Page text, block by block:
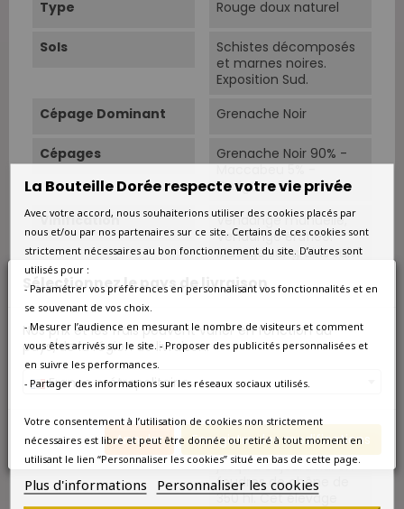
Sélectionnez le pays de livraison
Nos prix et les frais peuvent varier en fonction du
pays/de la région de livraison.
France métropolitaine
Annuler Enregistrer les modifications
Type Rouge doux naturel
Sols
Schistes décomposés
et marnes noires.
Exposition Sud.
Cépage Dominant
Grenache Noir
Cépages
Grenache Noir 90% -
Maccabeu 5% -
Carignan 5%.
Vinification
Vendange manuelle,
Vendange éraflée.
Mutage sur grains suivi
30 jours permettant
contenue dans les
baies et d’obtenir ainsi
équilibrée entre fruits,
Elevage
Un an en bonbonne de
verre à l’air libre puis
jusqu'à aujourd'hui en
foudres de chêne de
350 hl. Cet élevage
La Bouteille Dorée respecte votre vie privée
Avec votre accord, nous souhaiterions utiliser des cookies placés par
nous et/ou par nos partenaires sur ce site. Certains de ces cookies sont
strictement nécessaires au bon fonctionnement du site. D’autres sont
utilisés pour :
- Paramétrer vos préférences en personnalisant vos fonctionnalités et en
se souvenant de vos choix.
- Mesurer l’audience en mesurant le nombre de visiteurs et comment
vous êtes arrivés sur le site. - Proposer des publicités personnalisées et
en suivre les performances.
- Partager des informations sur les réseaux sociaux utilisés.
Votre consentement à l’utilisation de cookies non strictement
nécessaires est libre et peut être donnée ou retiré à tout moment en
utilisant le lien “Personnaliser les cookies” situé en bas de cette page.
Plus d'informations Personnaliser les cookies